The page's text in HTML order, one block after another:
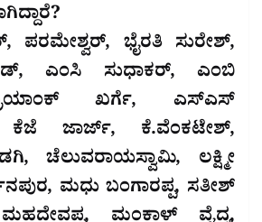
ಪರಮೇಶ್ವರ್‌, ಭೈರತಿ ಸುರೇಶ್,
ಎಂಸಿ ಸುಧಾಕರ್, ಎಂಬಿ
ಖರ್ಗೆ, ಎಸ್‌ಎಸ್‌
ಕೆಜೆ ಜಾರ್ಜ್, ಕೆ.ವೆಂಕಟೇಶ್,
ಚೆಲುವರಾಯಸ್ವಾಮಿ, ಲಕ್ಷ್ಮೀ
ಮಧು ಬಂಗಾರಪ್ಪ, ಸತೀಶ್